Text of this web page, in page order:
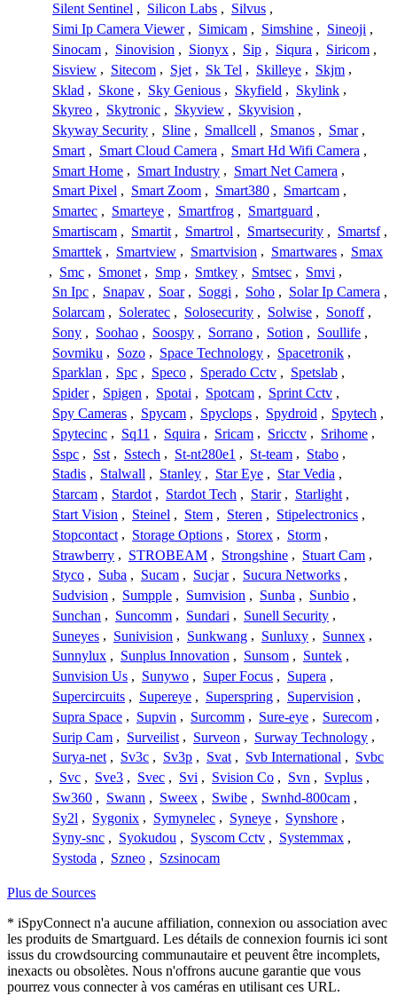
Silent Sentinel , Silicon Labs , Silvus ,
Simi Ip Camera Viewer , Simicam , Simshine , Sineoji ,
Sinocam , Sinovision , Sionyx , Sip , Siqura , Siricom ,
Sisview , Sitecom , Sjet , Sk Tel , Skilleye , Skjm ,
Sklad , Skone , Sky Genious , Skyfield , Skylink ,
Skyreo , Skytronic , Skyview , Skyvision ,
Skyway Security , Sline , Smallcell , Smanos , Smar ,
Smart , Smart Cloud Camera , Smart Hd Wifi Camera ,
Smart Home , Smart Industry , Smart Net Camera ,
Smart Pixel , Smart Zoom , Smart380 , Smartcam ,
Smartec , Smarteye , Smartfrog , Smartguard ,
Smartiscam , Smartit , Smartrol , Smartsecurity , Smartsf ,
Smarttek , Smartview , Smartvision , Smartwares , Smax
, Smc , Smonet , Smp , Smtkey , Smtsec , Smvi ,
Sn Ipc , Snapav , Soar , Soggi , Soho , Solar Ip Camera ,
Solarcam , Soleratec , Solosecurity , Solwise , Sonoff ,
Sony , Soohao , Soospy , Sorrano , Sotion , Soullife ,
Sovmiku , Sozo , Space Technology , Spacetronik ,
Sparklan , Spc , Speco , Sperado Cctv , Spetslab ,
Spider , Spigen , Spotai , Spotcam , Sprint Cctv ,
Spy Cameras , Spycam , Spyclops , Spydroid , Spytech ,
Spytecinc , Sq11 , Squira , Sricam , Sricctv , Srihome ,
Sspc , Sst , Sstech , St-nt280e1 , St-team , Stabo ,
Stadis , Stalwall , Stanley , Star Eye , Star Vedia ,
Starcam , Stardot , Stardot Tech , Starir , Starlight ,
Start Vision , Steinel , Stem , Steren , Stipelectronics ,
Stopcontact , Storage Options , Storex , Storm ,
Strawberry , STROBEAM , Strongshine , Stuart Cam ,
Styco , Suba , Sucam , Sucjar , Sucura Networks ,
Sudvision , Sumpple , Sumvision , Sunba , Sunbio ,
Sunchan , Suncomm , Sundari , Sunell Security ,
Suneyes , Sunivision , Sunkwang , Sunluxy , Sunnex ,
Sunnylux , Sunplus Innovation , Sunsom , Suntek ,
Sunvision Us , Sunywo , Super Focus , Supera ,
Supercircuits , Supereye , Superspring , Supervision ,
Supra Space , Supvin , Surcomm , Sure-eye , Surecom ,
Surip Cam , Surveilist , Surveon , Surway Technology ,
Surya-net , Sv3c , Sv3p , Svat , Svb International , Svbc
, Svc , Sve3 , Svec , Svi , Svision Co , Svn , Svplus ,
Sw360 , Swann , Sweex , Swibe , Swnhd-800cam ,
Sy2l , Sygonix , Symynelec , Syneye , Synshore ,
Syny-snc , Syokudou , Syscom Cctv , Systemmax ,
Systoda , Szneo , Szsinocam
Plus de Sources
* iSpyConnect n'a aucune affiliation, connexion ou association avec
les produits de Smartguard. Les détails de connexion fournis ici sont
issus du crowdsourcing communautaire et peuvent être incomplets,
inexacts ou obsolètes. Nous n'offrons aucune garantie que vous
pourrez vous connecter à vos caméras en utilisant ces URL.